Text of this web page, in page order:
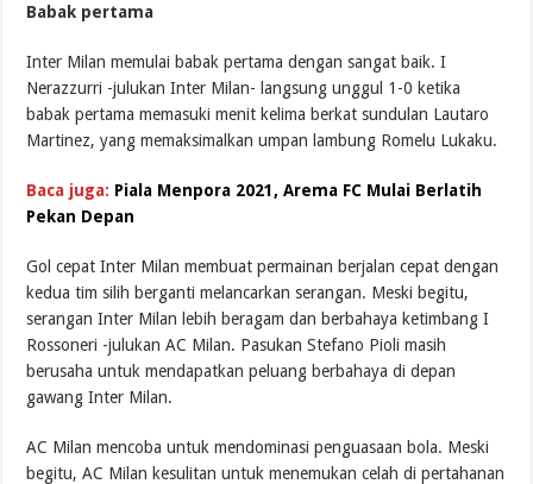
Babak pertama
Inter Milan memulai babak pertama dengan sangat baik. I
Nerazzurri -julukan Inter Milan- langsung unggul 1-0 ketika
babak pertama memasuki menit kelima berkat sundulan Lautaro
Martinez, yang memaksimalkan umpan lambung Romelu Lukaku.
Baca juga: Piala Menpora 2021, Arema FC Mulai Berlatih
Pekan Depan
Gol cepat Inter Milan membuat permainan berjalan cepat dengan
kedua tim silih berganti melancarkan serangan. Meski begitu,
serangan Inter Milan lebih beragam dan berbahaya ketimbang I
Rossoneri -julukan AC Milan. Pasukan Stefano Pioli masih
berusaha untuk mendapatkan peluang berbahaya di depan
gawang Inter Milan.
AC Milan mencoba untuk mendominasi penguasaan bola. Meski
begitu, AC Milan kesulitan untuk menemukan celah di pertahanan